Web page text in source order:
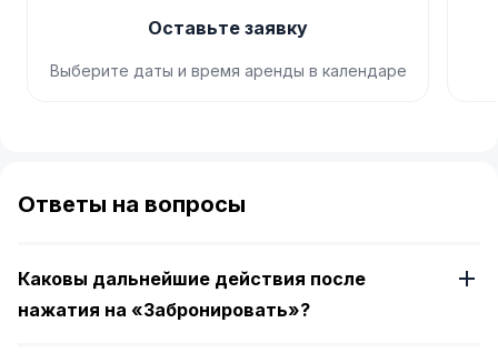
Оставьте заявку
Выберите даты и время аренды в календаре
of
4
Ответы на вопросы
Каковы дальнейшие действия после
нажатия на «Забронировать»?